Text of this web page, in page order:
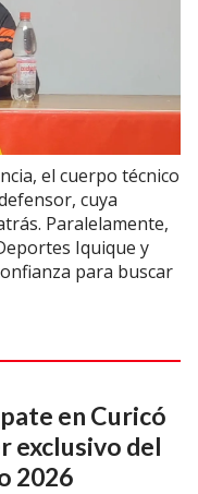
el cuerpo técnico
cuya
Paralelamente,
Iquique y
para buscar
en Curicó
exclusivo del
2026